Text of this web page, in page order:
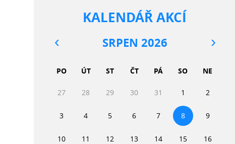
KALENDÁŘ AKCÍ
SRPEN 2026
PO ÚT ST ČT PÁ SO NE
27 28 29 30 31 1 2
3 4 5 6 7 8 9
10 11 12 13 14 15 16